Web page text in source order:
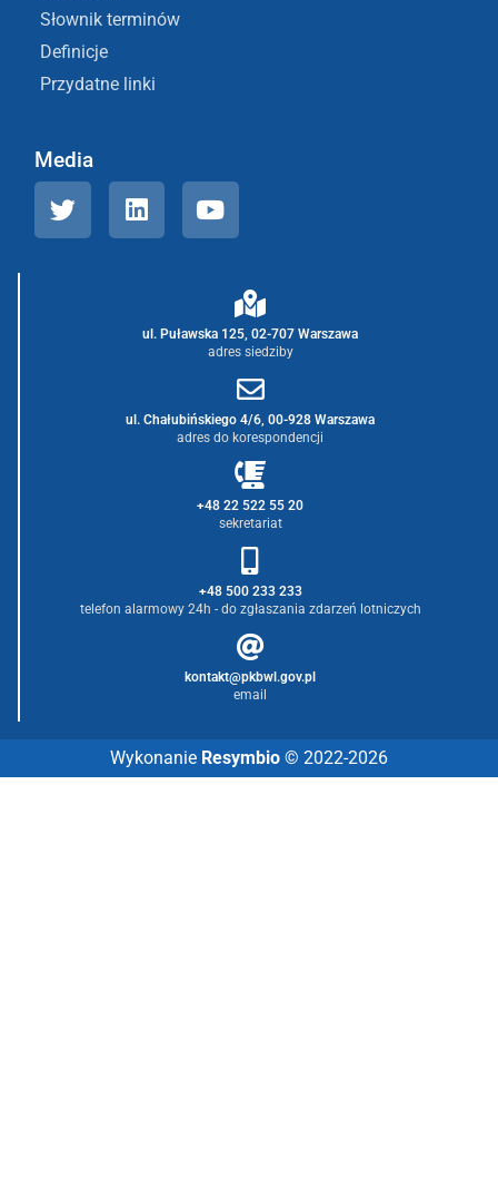
Słownik terminów
Definicje
Przydatne linki
Media
ul. Puławska 125, 02-707 Warszawa
adres siedziby
ul. Chałubińskiego 4/6, 00-928 Warszawa
adres do korespondencji
+48 22 522 55 20
sekretariat
+48 500 233 233
telefon alarmowy 24h - do zgłaszania zdarzeń lotniczych
kontakt@pkbwl.gov.pl
email
Wykonanie Resymbio © 2022-2026